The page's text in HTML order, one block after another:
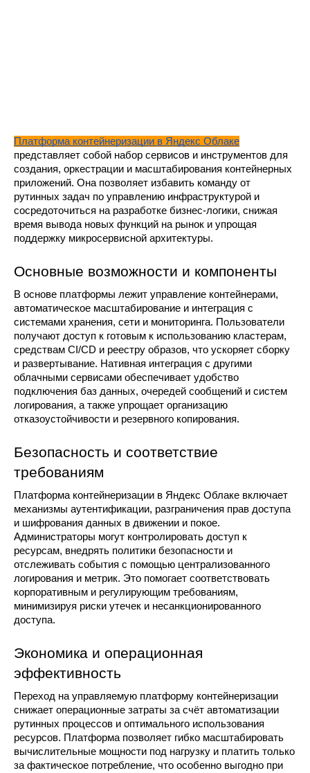
Платформа контейнеризации в Яндекс Облаке
представляет собой набор сервисов и инструментов для
создания, оркестрации и масштабирования контейнерных
приложений. Она позволяет избавить команду от
рутинных задач по управлению инфраструктурой и
сосредоточиться на разработке бизнес-логики, снижая
время вывода новых функций на рынок и упрощая
поддержку микросервисной архитектуры.
Основные возможности и компоненты
В основе платформы лежит управление контейнерами,
автоматическое масштабирование и интеграция с
системами хранения, сети и мониторинга. Пользователи
получают доступ к готовым к использованию кластерам,
средствам CI/CD и реестру образов, что ускоряет сборку
и развертывание. Нативная интеграция с другими
облачными сервисами обеспечивает удобство
подключения баз данных, очередей сообщений и систем
логирования, а также упрощает организацию
отказоустойчивости и резервного копирования.
Безопасность и соответствие
требованиям
Платформа контейнеризации в Яндекс Облаке включает
механизмы аутентификации, разграничения прав доступа
и шифрования данных в движении и покое.
Администраторы могут контролировать доступ к
ресурсам, внедрять политики безопасности и
отслеживать события с помощью централизованного
логирования и метрик. Это помогает соответствовать
корпоративным и регулирующим требованиям,
минимизируя риски утечек и несанкционированного
доступа.
Экономика и операционная
эффективность
Переход на управляемую платформу контейнеризации
снижает операционные затраты за счёт автоматизации
рутинных процессов и оптимального использования
ресурсов. Платформа позволяет гибко масштабировать
вычислительные мощности под нагрузку и платить только
за фактическое потребление, что особенно выгодно при